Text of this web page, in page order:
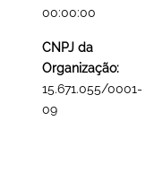
00:00:00
CNPJ da
Organização:
15.671.055/0001-
09